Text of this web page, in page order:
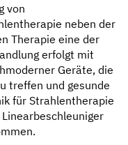
von
neben der
Therapie eine der
erfolgt mit
Geräte, die
treffen und gesunde
für Strahlentherapie